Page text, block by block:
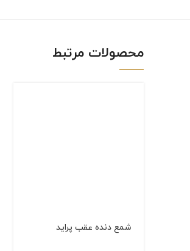
محصولات مرتبط
شمع دنده عقب پراید